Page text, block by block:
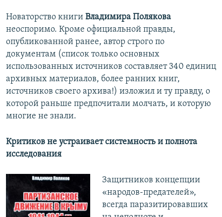
Новаторство книги Владимира Полякова
неоспоримо. Кроме официальной правды,
опубликованной ранее, автор строго по
документам (список только основных
использованных источников составляет 340 единиц
архивных материалов, более ранних книг,
источников своего архива!) изложил и ту правду, о
которой раньше предпочитали молчать, и которую
многие не знали.
Критиков не устраивает системность и полнота
исследования
Защитников концепции
«народов-предателей»,
всегда паразитировавших